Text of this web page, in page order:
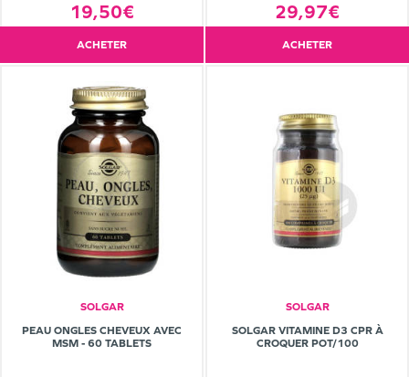
19,50€
ACHETER
29,97€
ACHETER
SOLGAR
PEAU ONGLES CHEVEUX AVEC
MSM - 60 TABLETS
SOLGAR
SOLGAR VITAMINE D3 CPR À
CROQUER POT/100